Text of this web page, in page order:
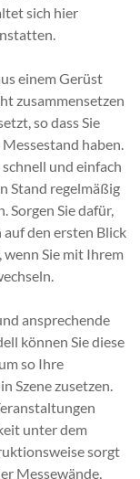
sich hier
einem Gerüst
zusammensetzen
so dass Sie
haben.
und einfach
Stand regelmäßig
Sorgen Sie dafür,
auf den ersten Blick
Sie mit Ihrem
ansprechende
können Sie diese
so Ihre
Szene zusetzen.
unter dem
sorgt
Messewände,